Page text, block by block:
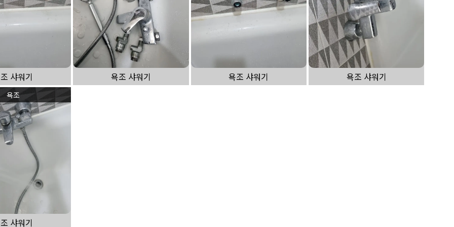
샤워기 욕조 샤워기 욕조 샤워기 욕조 샤워기
욕조
샤워기